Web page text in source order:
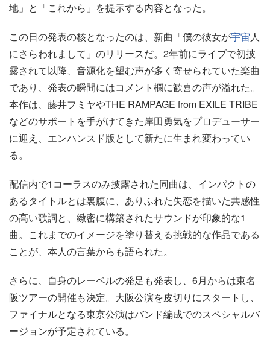
地」と「これから」を提示する内容となった。
この日の発表の核となったのは、新曲「僕の彼女が宇宙人
にさらわれまして」のリリースだ。2年前にライブで初披
露されて以降、音源化を望む声が多く寄せられていた楽曲
であり、発表の瞬間にはコメント欄に歓喜の声が溢れた。
本作は、藤井フミヤやTHE RAMPAGE from EXILE TRIBE
などのサポートを手がけてきた岸田勇気をプロデューサー
に迎え、エンハンスド版として新たに生まれ変わってい
る。
配信内で1コーラスのみ披露された同曲は、インパクトの
あるタイトルとは裏腹に、ありふれた失恋を描いた共感性
の高い歌詞と、緻密に構築されたサウンドが印象的な1
曲。これまでのイメージを塗り替える挑戦的な作品である
ことが、本人の言葉からも語られた。
さらに、自身のレーベルの発足も発表し、6月からは東名
阪ツアーの開催も決定。大阪公演を皮切りにスタートし、
ファイナルとなる東京公演はバンド編成でのスペシャルバ
ージョンが予定されている。